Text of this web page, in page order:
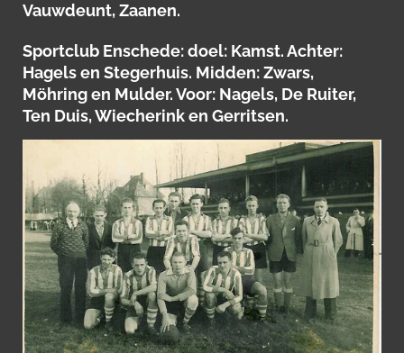
Vauwdeunt, Zaanen.
Sportclub Enschede: doel: Kamst. Achter:
Hagels en Stegerhuis. Midden: Zwars,
Möhring en Mulder. Voor: Nagels, De Ruiter,
Ten Duis, Wiecherink en Gerritsen.